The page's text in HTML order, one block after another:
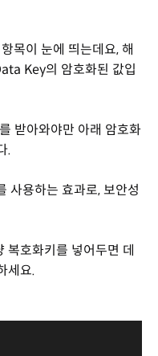
목이 눈에 띄는데요, 해
Key의 암호화된 값입
받아와야만 아래 암호화
.
사용하는 효과로, 보안성
복호화키를 넣어두면 데
세요.